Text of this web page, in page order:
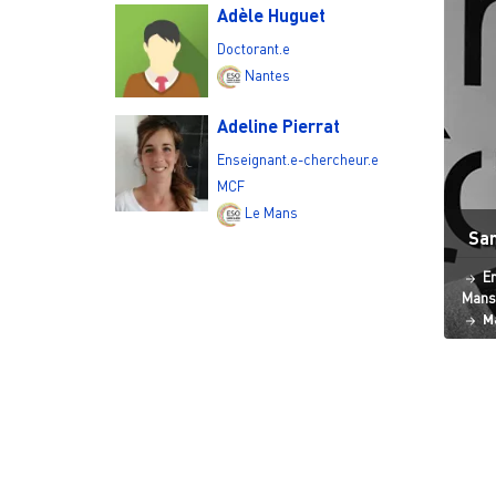
Adèle Huguet
Doctorant.e
Nantes
Adeline Pierrat
Enseignant.e-chercheur.e
MCF
Le Mans
Mans